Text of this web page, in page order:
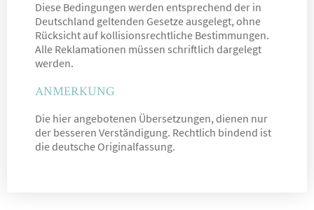
Diese Bedingungen werden entsprechend der in
Deutschland geltenden Gesetze ausgelegt, ohne
Rücksicht auf kollisionsrechtliche Bestimmungen.
Alle Reklamationen müssen schriftlich dargelegt
werden.
ANMERKUNG
Die hier angebotenen Übersetzungen, dienen nur
der besseren Verständigung. Rechtlich bindend ist
die deutsche Originalfassung.